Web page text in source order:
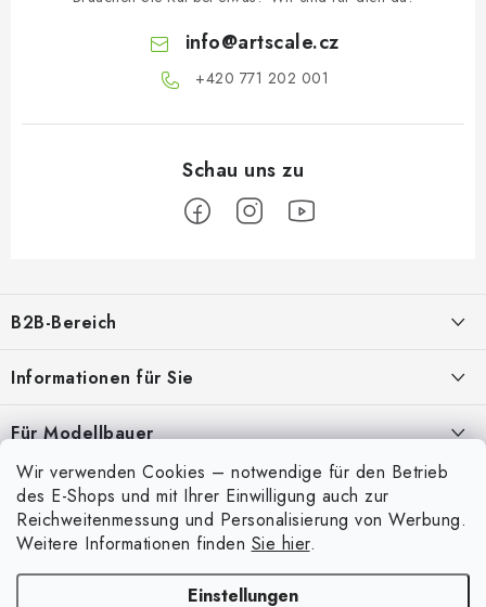
Wir verwenden Cookies – notwendige für den Betrieb
des E-Shops und mit Ihrer Einwilligung auch zur
Reichweitenmessung und Personalisierung von Werbung.
Weitere Informationen finden Sie hier.
Einstellungen
info@artscale.cz
+420 771 202 001​
ß
z
e
i
l
B2B-Bereich
Geschäftspartner, die Bereitstellung geeigneter Dienstleistungen und
ANMELDUNG
Informationen für Sie
Über uns
Meine Bestellung
Kontakte
Versand und Bezahlung
Bedingungen und Konditionen
Für Modellbauer
Modellfarben-Umrechner
Art Scale Modellbau-Glossar
Mein Konto
Anmelden
Registrierung